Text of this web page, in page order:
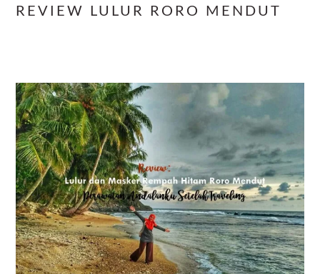
REVIEW LULUR RORO MENDUT